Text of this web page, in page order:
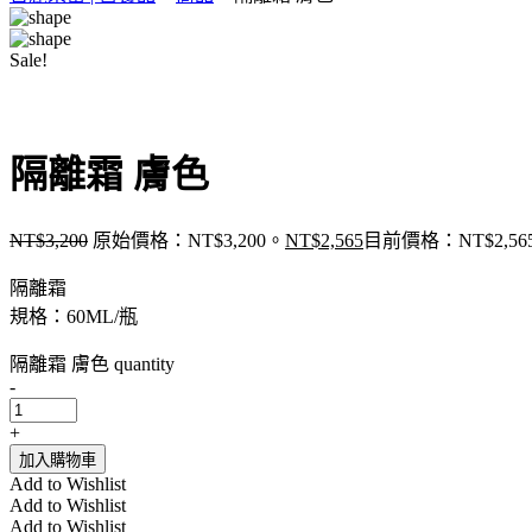
Sale!
隔離霜 膚色
NT$3,200 原始價格：NT$3,200。 NT$2,565目前價格：
隔離霜
規格：60ML/瓶
隔離霜 膚色 quantity
-
+
加入購物車
Add to Wishlist
Add to Wishlist
Add to Wishlist